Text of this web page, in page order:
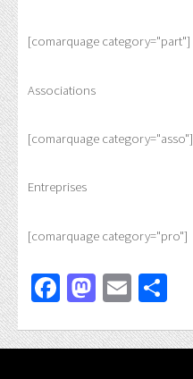
[comarquage category="part"]
Associations
[comarquage category="asso"]
Entreprises
[comarquage category="pro"]
Facebook
Mastodon
Email